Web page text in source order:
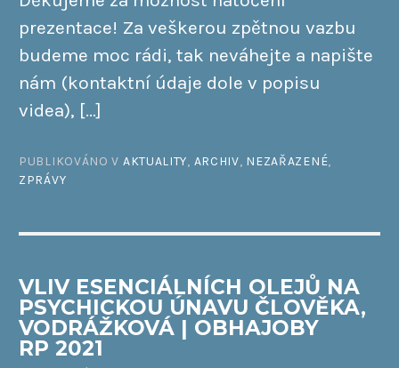
prezentace! Za veškerou zpětnou vazbu
budeme moc rádi, tak neváhejte a napište
nám (kontaktní údaje dole v popisu
videa), […]
PUBLIKOVÁNO V AKTUALITY, ARCHIV, NEZAŘAZENÉ,
ZPRÁVY
VLIV ESENCIÁLNÍCH OLEJŮ NA
PSYCHICKOU ÚNAVU ČLOVĚKA,
VODRÁŽKOVÁ | OBHAJOBY
RP 2021